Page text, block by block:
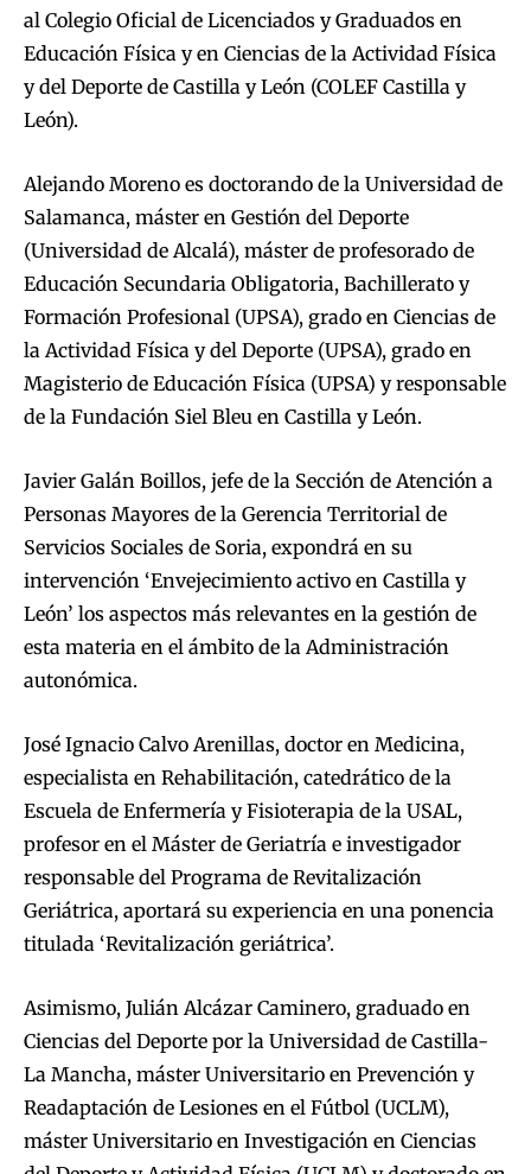
al Colegio Oficial de Licenciados y Graduados en
Educación Física y en Ciencias de la Actividad Física
y del Deporte de Castilla y León (COLEF Castilla y
León).
Alejando Moreno es doctorando de la Universidad de
Salamanca, máster en Gestión del Deporte
(Universidad de Alcalá), máster de profesorado de
Educación Secundaria Obligatoria, Bachillerato y
Formación Profesional (UPSA), grado en Ciencias de
la Actividad Física y del Deporte (UPSA), grado en
Magisterio de Educación Física (UPSA) y responsable
de la Fundación Siel Bleu en Castilla y León.
Javier Galán Boillos, jefe de la Sección de Atención a
Personas Mayores de la Gerencia Territorial de
Servicios Sociales de Soria, expondrá en su
intervención ‘Envejecimiento activo en Castilla y
León’ los aspectos más relevantes en la gestión de
esta materia en el ámbito de la Administración
autonómica.
José Ignacio Calvo Arenillas, doctor en Medicina,
especialista en Rehabilitación, catedrático de la
Escuela de Enfermería y Fisioterapia de la USAL,
profesor en el Máster de Geriatría e investigador
responsable del Programa de Revitalización
Geriátrica, aportará su experiencia en una ponencia
titulada ‘Revitalización geriátrica’.
Asimismo, Julián Alcázar Caminero, graduado en
Ciencias del Deporte por la Universidad de Castilla-
La Mancha, máster Universitario en Prevención y
Readaptación de Lesiones en el Fútbol (UCLM),
máster Universitario en Investigación en Ciencias